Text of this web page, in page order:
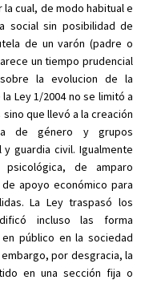
cual, de modo habitual e
social sin posibilidad de
de un varón (padre o
un tiempo prudencial
la evolucion de la
Ley 1/2004 no se limitó a
que llevó a la creación
de género y grupos
guardia civil. Igualmente
de amparo
apoyo económico para
La Ley traspasó los
incluso las forma
público en la sociedad
por desgracia, la
en una sección fija o